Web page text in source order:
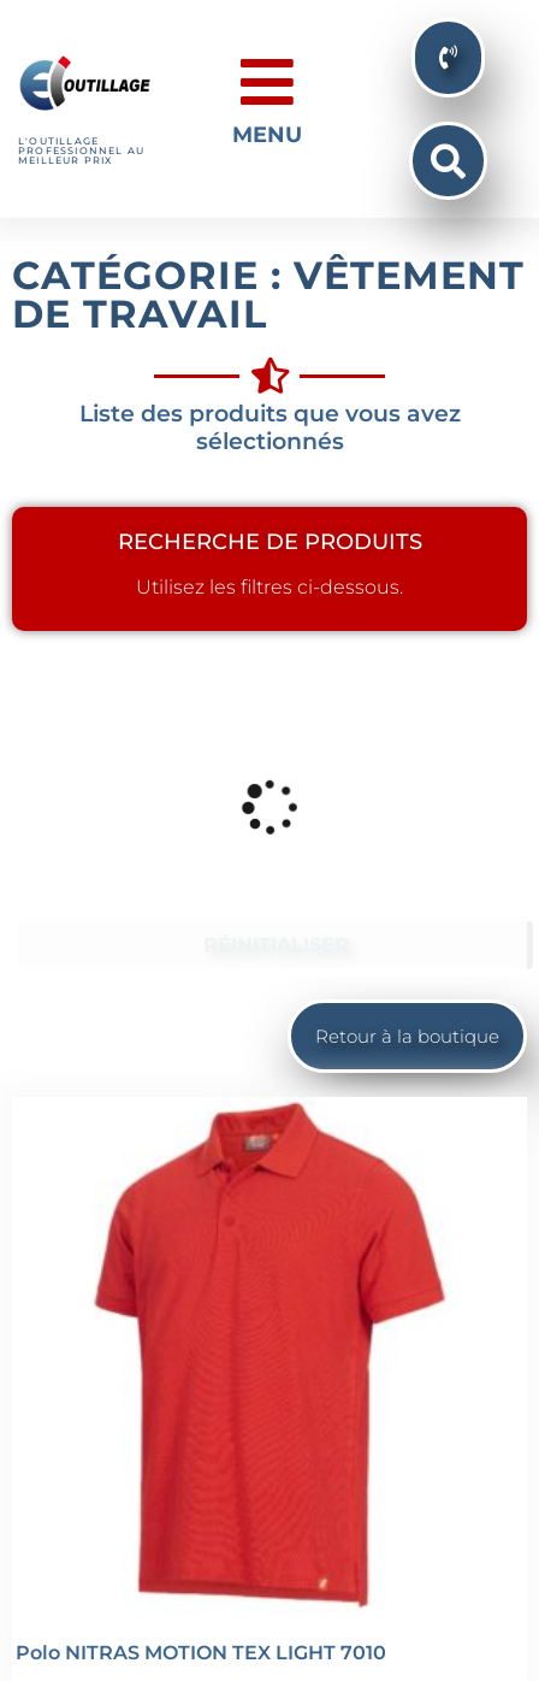
L'OUTILLAGE
PROFESSIONNEL AU
MEILLEUR PRIX
MENU
CATÉGORIE : VÊTEMENT
DE TRAVAIL
Liste des produits que vous avez
sélectionnés
RECHERCHE DE PRODUITS
Utilisez les filtres ci-dessous.
Retour à la boutique
Polo NITRAS MOTION TEX LIGHT 7010